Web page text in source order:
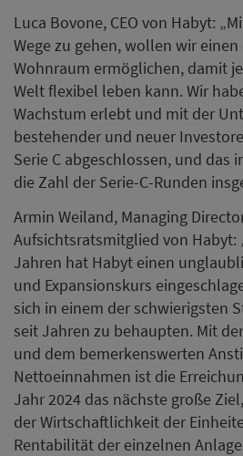
Luca Bovone, CEO von Habyt:
Wege zu gehen, wollen wir
Wohnraum ermöglichen, damit
Welt flexibel leben kann. Wir
Wachstum erlebt und mit der
bestehender und neuer
Serie C abgeschlossen, und das
die Zahl der Serie-C-Runden
Armin Weiland, Managing
Aufsichtsratsmitglied von Habyt:
Jahren hat Habyt einen
und Expansionskurs
sich in einem der schwierigsten
seit Jahren zu behaupten. Mit
und dem bemerkenswerten
Nettoeinnahmen ist die
Jahr 2024 das nächste große
der Wirtschaftlichkeit der
Rentabilität der einzelnen